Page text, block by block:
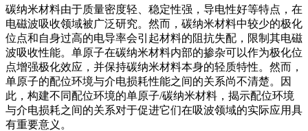
碳纳米材料由于质量密度轻、稳定性强，导电性好等特点，在
电磁波吸收领域被广泛研究。然而，碳纳米材料中较少的极化
位点和自身过高的电导率会引起材料的阻抗失配，限制其电磁
波吸收性能。单原子在碳纳米材料内部的掺杂可以作为极化位
点增强极化效应，并保持碳纳米材料本身的轻质特性。然而，
单原子的配位环境与介电损耗性能之间的关系尚不清楚。因
此，构建不同配位环境的单原子/碳纳米材料，揭示配位环境
与介电损耗之间的关系对于促进它们在吸波领域的实际应用具
有重要意义。